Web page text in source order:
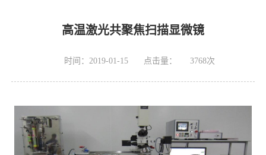
高温激光共聚焦扫描显微镜
时间：2019-01-15 点击量： 3768次